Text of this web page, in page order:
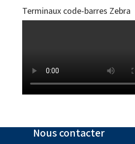
Terminaux code-barres Zebra
Nous contacter